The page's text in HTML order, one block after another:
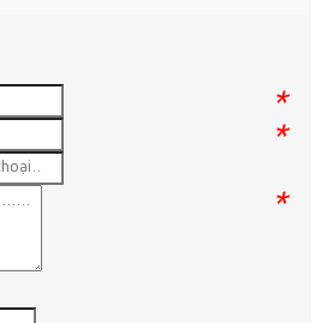
*
*
*